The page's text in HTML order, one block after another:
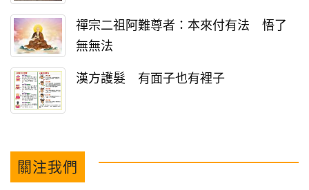
禪宗二祖阿難尊者：本來付有法 悟了
無無法
漢方護髮 有面子也有裡子
關注我們